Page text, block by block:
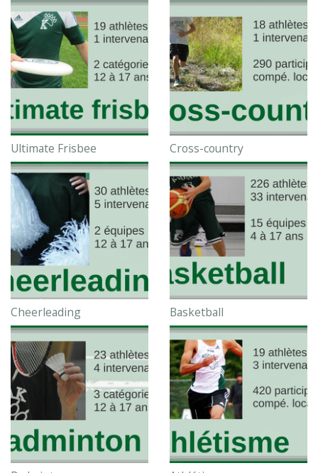
Ultimate Frisbee Cross-country
Cheerleading Basketball